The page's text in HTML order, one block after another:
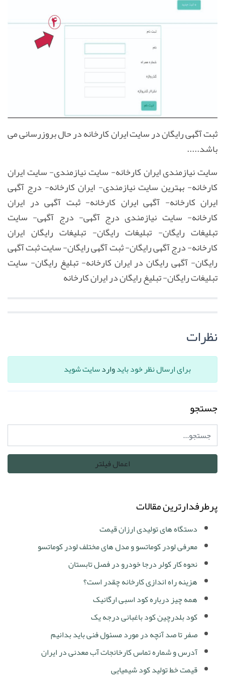
ثبت آگهیرایگاندر سایت ایران کارخانه در حال بروزرسانی می
باشد.....
سایت نیازمندی ایران کارخانه- سایت نیازمندی- سایت ایران
کارخانه- بهترین سایت نیازمندی- ایران کارخانه- درج آگهی
ایران کارخانه- آگهی ایران کارخانه- ثبت آگهی در ایران
کارخانه- سایت نیازمندی درج آگهی- درج آگهی- سایت
تبلیغات رایگان- تبلیغات رایگان- تبلیغات رایگان ایران
کارخانه- درج آگهی رایگان- ثبت آگهی رایگان- سایت ثبت آگهی
رایگان- آگهی رایگان در ایران کارخانه- تبلیغ رایگان- سایت
تبلیغات رایگان- تبلیغ رایگان در ایران کارخانه
نظرات
برای ارسال نظر خود بایدواردسایت شوید
جستجو
پرطرفدارترین مقالات
دستگاه های تولیدی ارزان قیمت
معرفی لودر کوماتسو و مدل های مختلف لودر کوماتسو
نحوه کار کولر درجا خودرو در فصل تابستان
هزینه راه اندازی کارخانه چقدر است؟
همه چیز درباره کود اسبی ارگانیک
کود بلدرچین کود باغبانی درجه یک
صفر تا صد آنچه در مورد مسئول فنی باید بدانیم
آدرس و شماره تماس کارخانجات آب معدنی در ایران
قیمت خط تولید کود شیمیایی